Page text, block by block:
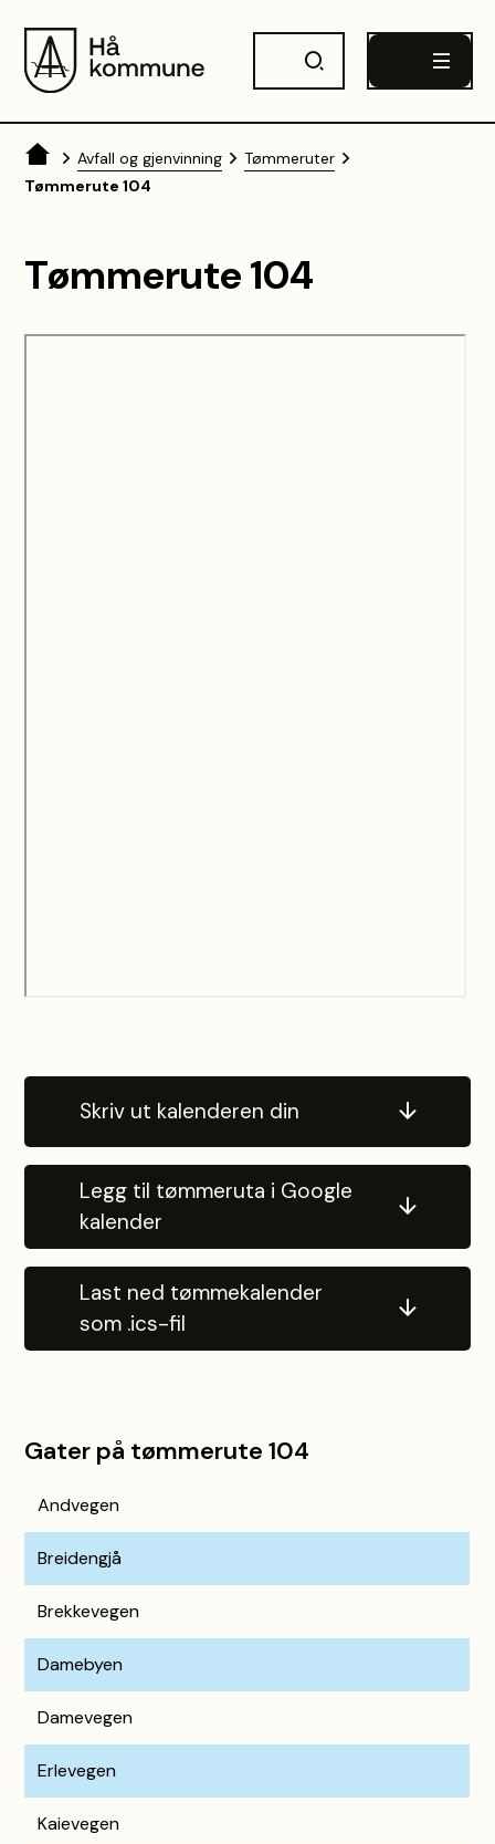
Du er her:Avfall og gjenvinning
Tømmeruter
Tømmerute 104
Tømmerute 104
Skriv ut kalenderen din
Legg til tømmeruta i Google
kalender
Last ned tømmekalender
som .ics-fil
Gater på tømmerute 104
Andvegen
Breidengjå
Brekkevegen
Damebyen
Damevegen
Erlevegen
Kaievegen